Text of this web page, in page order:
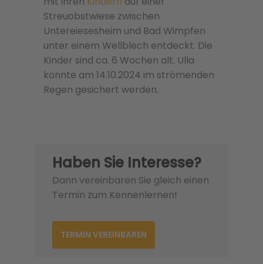
Streuobstwiese zwischen
Untereiesesheim und Bad Wimpfen
unter einem Wellblech entdeckt. Die
Kinder sind ca. 6 Wochen alt. Ulla
konnte am 14.10.2024 im strömenden
Regen gesichert werden.
Haben Sie Interesse?
Dann vereinbaren Sie gleich einen
Termin zum Kennenlernen!
TERMIN VEREINBAREN